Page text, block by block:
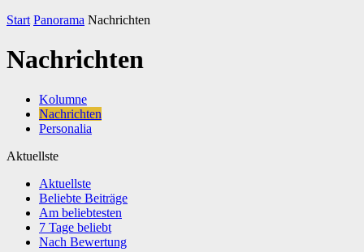
Start Panorama Nachrichten
Nachrichten
Kolumne
Nachrichten
Personalia
Aktuellste
Aktuellste
Beliebte Beiträge
Am beliebtesten
7 Tage beliebt
Nach Bewertung